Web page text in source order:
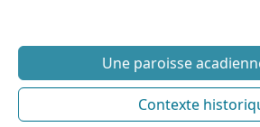
Une paroisse
Contexte